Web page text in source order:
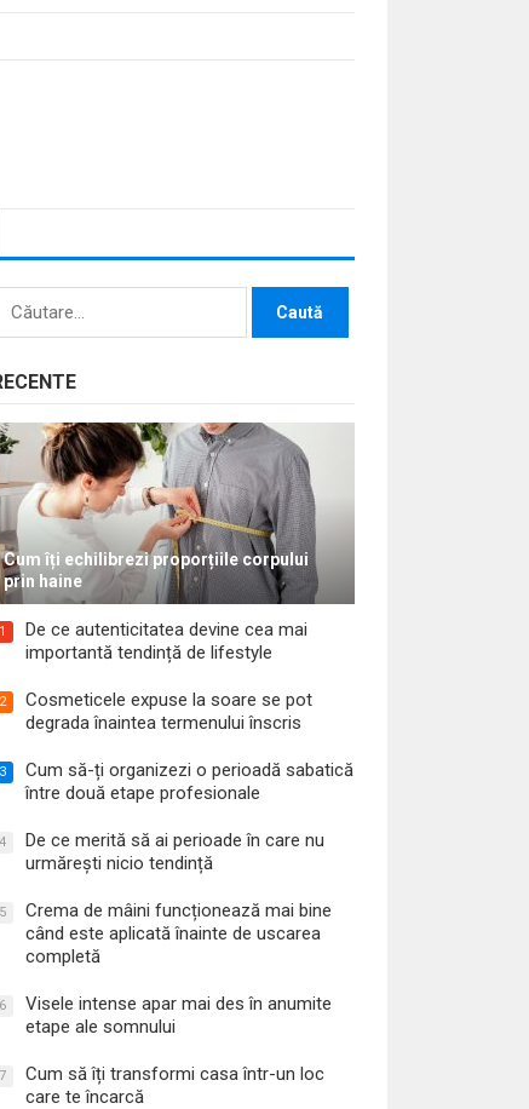
Caută
Cum îți echilibrezi proporțiile corpului
prin haine
1
De ce autenticitatea devine cea mai
importantă tendință de lifestyle
2
Cosmeticele expuse la soare se pot
degrada înaintea termenului înscris
3
Cum să-ți organizezi o perioadă sabatică
între două etape profesionale
4
De ce merită să ai perioade în care nu
urmărești nicio tendință
5
Crema de mâini funcționează mai bine
când este aplicată înainte de uscarea
completă
6
Visele intense apar mai des în anumite
etape ale somnului
7
Cum să îți transformi casa într-un loc
care te încarcă